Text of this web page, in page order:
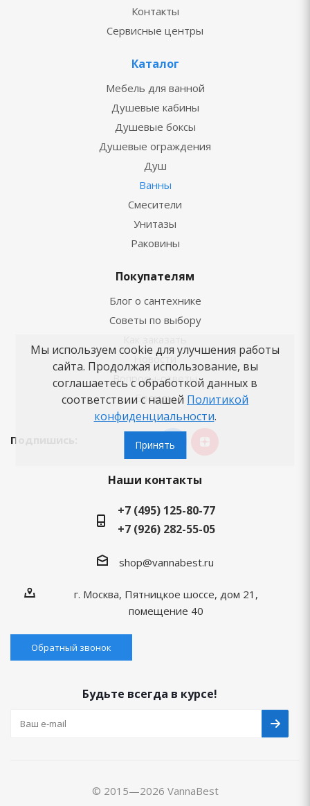
Контакты
Сервисные центры
Каталог
Мебель для ванной
Душевые кабины
Душевые боксы
Душевые ограждения
Душ
Ванны
Смесители
Унитазы
Раковины
Покупателям
Блог о сантехнике
Советы по выбору
Новости
Вопросы-ответы
Бренды
Подпишись:
Наши контакты
+7 (495) 125-80-77
+7 (926) 282-55-05
shop@vannabest.ru
г. Москва, Пятницкое шоссе, дом 21,
помещение 40
Обратный звонок
Будьте всегда в курсе!
© 2015—2026 VannaBest
Мы используем cookie для улучшения работы
сайта. Продолжая использование, вы
соглашаетесь с обработкой данных в
соответствии с нашей Политикой
конфиденциальности.
Принять